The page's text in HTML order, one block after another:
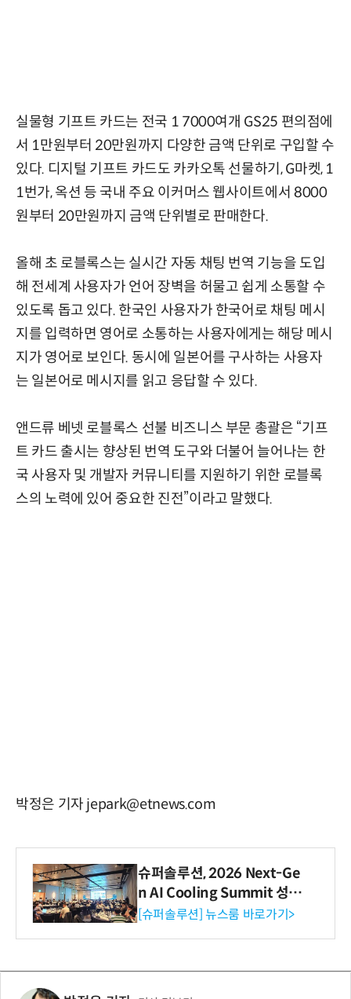
실물형 기프트 카드는 전국 1 7000여개 GS25 편의점에
서 1만원부터 20만원까지 다양한 금액 단위로 구입할 수
있다. 디지털 기프트 카드도 카카오톡 선물하기, G마켓, 1
1번가, 옥션 등 국내 주요 이커머스 웹사이트에서 8000
원부터 20만원까지 금액 단위별로 판매한다.
올해 초 로블록스는 실시간 자동 채팅 번역 기능을 도입
해 전세계 사용자가 언어 장벽을 허물고 쉽게 소통할 수
있도록 돕고 있다. 한국인 사용자가 한국어로 채팅 메시
지를 입력하면 영어로 소통하는 사용자에게는 해당 메시
지가 영어로 보인다. 동시에 일본어를 구사하는 사용자
는 일본어로 메시지를 읽고 응답할 수 있다.
앤드류 베넷 로블록스 선불 비즈니스 부문 총괄은 “기프
트 카드 출시는 향상된 번역 도구와 더불어 늘어나는 한
국 사용자 및 개발자 커뮤니티를 지원하기 위한 로블록
스의 노력에 있어 중요한 진전”이라고 말했다.
박정은 기자 jepark@etnews.com
슈퍼솔루션, 2026 Next-Ge
n AI Cooling Summit 성황
리 성료
[슈퍼솔루션] 뉴스룸 바로가기>